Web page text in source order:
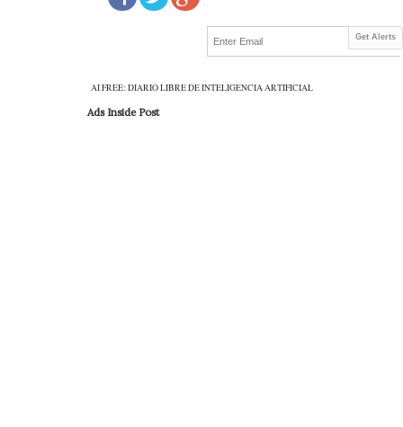
Get Alerts
AI FREE: DIARIO LIBRE DE INTELIGENCIA ARTIFICIAL
Ads Inside Post